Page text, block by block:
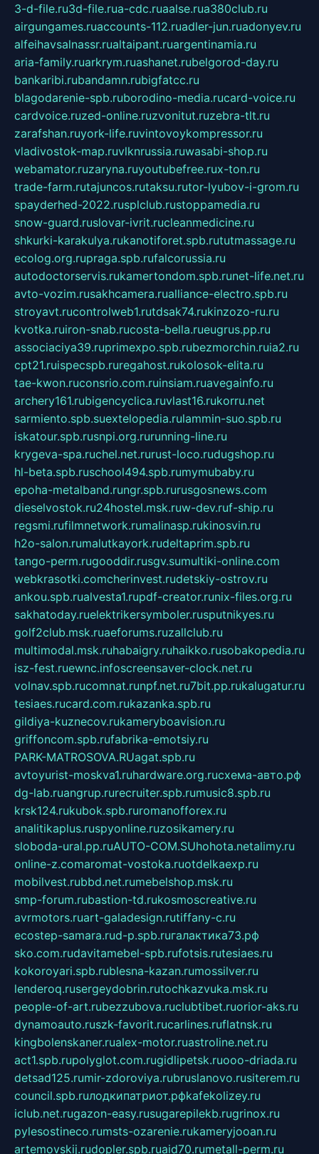
3-d-file.ru3d-file.rua-cdc.ruaalse.rua380club.ru
airgungames.ruaccounts-112.ruadler-jun.ruadonyev.ru
alfeihavsalnassr.rualtaipant.ruargentinamia.ru
aria-family.ruarkrym.ruashanet.rubelgorod-day.ru
bankaribi.rubandamn.rubigfatcc.ru
blagodarenie-spb.ruborodino-media.rucard-voice.ru
cardvoice.ruzed-online.ruzvonitut.ruzebra-tlt.ru
zarafshan.ruyork-life.ruvintovoykompressor.ru
vladivostok-map.ruvlknrussia.ruwasabi-shop.ru
webamator.ruzaryna.ruyoutubefree.rux-ton.ru
trade-farm.rutajuncos.rutaksu.rutor-lyubov-i-grom.ru
spayderhed-2022.rusplclub.rustoppamedia.ru
snow-guard.ruslovar-ivrit.rucleanmedicine.ru
shkurki-karakulya.rukanotiforet.spb.rututmassage.ru
ecolog.org.rupraga.spb.rufalcorussia.ru
autodoctorservis.rukamertondom.spb.runet-life.net.ru
avto-vozim.rusakhcamera.rualliance-electro.spb.ru
stroyavt.rucontrolweb1.rutdsak74.rukinzozo-ru.ru
kvotka.ruiron-snab.rucosta-bella.rueugrus.pp.ru
associaciya39.ruprimexpo.spb.rubezmorchin.ruia2.ru
cpt21.ruispecspb.ruregahost.rukolosok-elita.ru
tae-kwon.ruconsrio.com.ruinsiam.ruavegainfo.ru
archery161.rubigencyclica.ruvlast16.rukorru.net
sarmiento.spb.suextelopedia.rulammin-suo.spb.ru
iskatour.spb.rusnpi.org.rurunning-line.ru
krygeva-spa.ruchel.net.rurust-loco.rudugshop.ru
hl-beta.spb.ruschool494.spb.rumymubaby.ru
epoha-metalband.rungr.spb.rurusgosnews.com
dieselvostok.ru24hostel.msk.ruw-dev.ruf-ship.ru
regsmi.rufilmnetwork.rumalinasp.rukinosvin.ru
h2o-salon.rumalutkayork.rudeltaprim.spb.ru
tango-perm.rugooddir.rusgv.sumultiki-online.com
webkrasotki.comcherinvest.rudetskiy-ostrov.ru
ankou.spb.rualvesta1.rupdf-creator.runix-files.org.ru
sakhatoday.ruelektrikersymboler.rusputnikyes.ru
golf2club.msk.ruaeforums.ruzallclub.ru
multimodal.msk.ruhabaigry.ruhaikko.rusobakopedia.ru
isz-fest.ruewnc.infoscreensaver-clock.net.ru
volnav.spb.rucomnat.runpf.net.ru7bit.pp.rukalugatur.ru
tesiaes.rucard.com.rukazanka.spb.ru
gildiya-kuznecov.rukameryboavision.ru
griffoncom.spb.rufabrika-emotsiy.ru
PARK-MATROSOVA.RUagat.spb.ru
avtoyurist-moskva1.ruhardware.org.ruсхема-авто.рф
dg-lab.ruangrup.rurecruiter.spb.rumusic8.spb.ru
krsk124.rukubok.spb.ruromanofforex.ru
analitikaplus.ruspyonline.ruzosikamery.ru
sloboda-ural.pp.ruAUTO-COM.SUhohota.netalimy.ru
online-z.comaromat-vostoka.ruotdelkaexp.ru
mobilvest.rubbd.net.rumebelshop.msk.ru
smp-forum.rubastion-td.rukosmoscreative.ru
avrmotors.ruart-galadesign.rutiffany-c.ru
ecostep-samara.rud-p.spb.ruгалактика73.рф
sko.com.rudavitamebel-spb.rufotsis.rutesiaes.ru
kokoroyari.spb.rublesna-kazan.rumossilver.ru
lenderoq.rusergeydobrin.rutochkazvuka.msk.ru
people-of-art.rubezzubova.ruclubtibet.ruorior-aks.ru
dynamoauto.ruszk-favorit.rucarlines.ruflatnsk.ru
kingbolenskaner.rualex-motor.ruastroline.net.ru
act1.spb.rupolyglot.com.rugidlipetsk.ruooo-driada.ru
detsad125.rumir-zdoroviya.rubruslanovo.rusiterem.ru
council.spb.ruлодкипатриот.рфkafekolizey.ru
iclub.net.rugazon-easy.rusugarepilekb.rugrinox.ru
pylesostineco.rumsts-ozarenie.rukameryjooan.ru
artemovskij.rudopler.spb.ruaid70.rumetall-perm.ru